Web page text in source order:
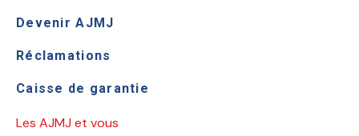
Devenir AJMJ
Réclamations
Caisse de garantie
Les AJMJ et vous